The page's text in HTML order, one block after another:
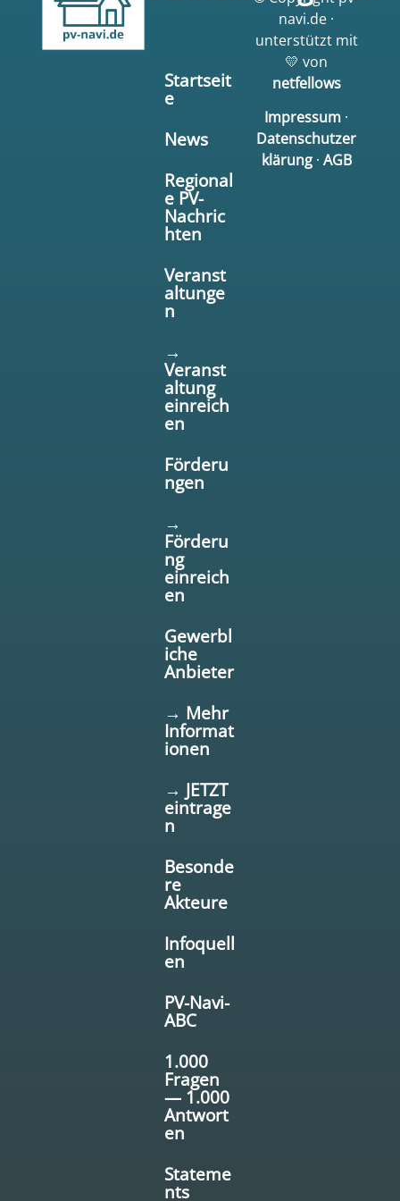
Startseit
e
News
Regional
e PV-
Nachric
hten
Veranst
altunge
n
→
Veranst
altung
einreich
en
Förderu
ngen
→
Förderu
ng
einreich
en
Gewerbl
iche
Anbieter
→ Mehr
Informat
ionen
→ JETZT
eintrage
n
Besonde
re
Akteure
Infoquell
en
PV-Navi-
ABC
1.000
Fragen
— 1.000
Antwort
en
Stateme
nts
navi.de ·
unterstützt mit
💛 von
netfellows
Impressum ·
Datenschutzer
klärung· AGB